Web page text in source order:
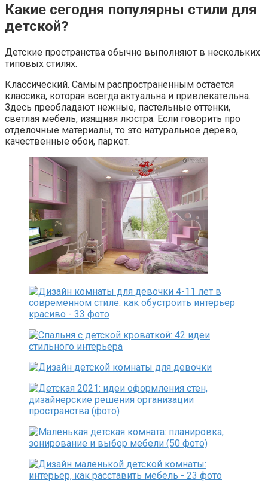
Какие сегодня популярны стили для
детской?
Детские пространства обычно выполняют в нескольких
типовых стилях.
Классический. Самым распространенным остается
классика, которая всегда актуальна и привлекательна.
Здесь преобладают нежные, пастельные оттенки,
светлая мебель, изящная люстра. Если говорить про
отделочные материалы, то это натуральное дерево,
качественные обои, паркет.